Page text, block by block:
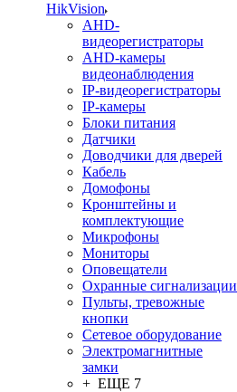
HikVision
AHD-
видеорегистраторы
AHD-камеры
видеонаблюдения
IP-видеорегистраторы
IP-камеры
Блоки питания
Датчики
Доводчики для дверей
Кабель
Домофоны
Кронштейны и
комплектующие
Микрофоны
Мониторы
Оповещатели
Охранные сигнализации
Пульты, тревожные
кнопки
Сетевое оборудование
Электромагнитные
замки
+ ЕЩЕ 7